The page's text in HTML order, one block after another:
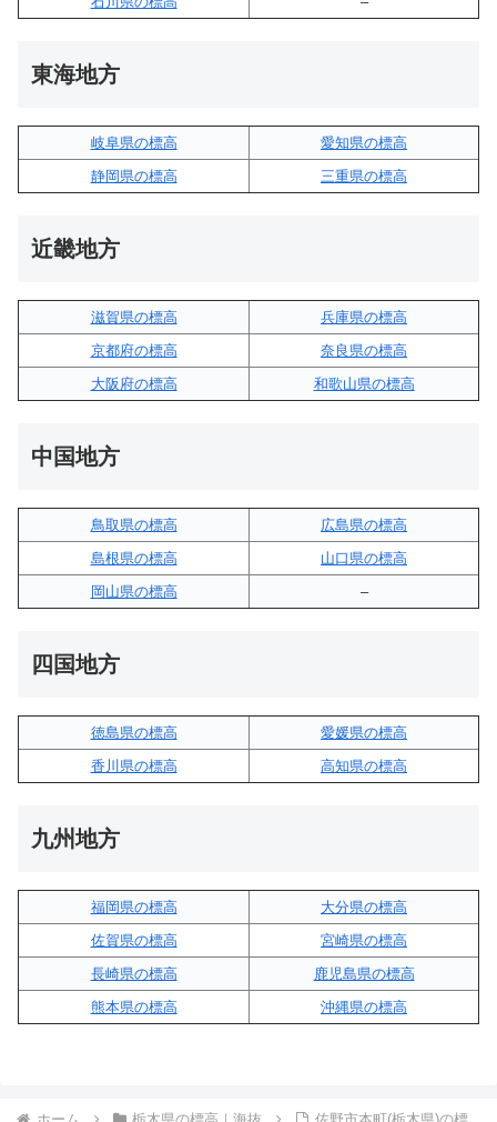
東海地方
岐阜県の標高
愛知県の標高
静岡県の標高
三重県の標高
近畿地方
滋賀県の標高
兵庫県の標高
京都府の標高
奈良県の標高
大阪府の標高
和歌山県の標高
中国地方
鳥取県の標高
広島県の標高
島根県の標高
山口県の標高
岡山県の標高
–
四国地方
徳島県の標高
愛媛県の標高
香川県の標高
高知県の標高
九州地方
福岡県の標高
大分県の標高
佐賀県の標高
宮崎県の標高
長崎県の標高
鹿児島県の標高
熊本県の標高
沖縄県の標高